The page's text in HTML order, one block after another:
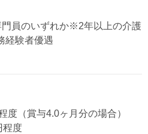
員のいずれか※2年以上の介護
経験者優遇
度（賞与4.0ヶ月分の場合）
程度